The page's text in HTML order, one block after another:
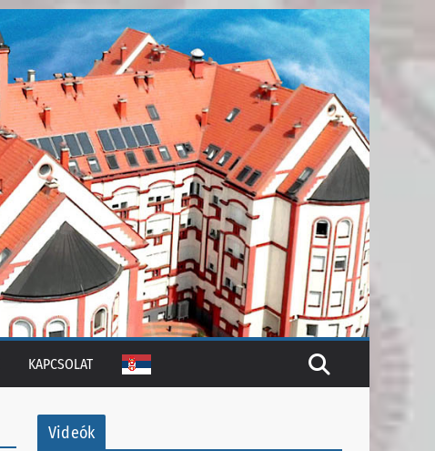
KAPCSOLAT
Videók